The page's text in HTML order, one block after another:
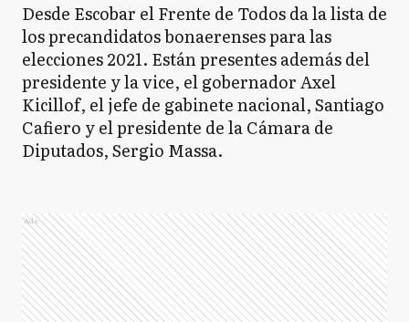
Desde Escobar el Frente de Todos da la lista de
los precandidatos bonaerenses para las
elecciones 2021. Están presentes además del
presidente y la vice, el gobernador Axel
Kicillof, el jefe de gabinete nacional, Santiago
Cafiero y el presidente de la Cámara de
Diputados, Sergio Massa.
Ads